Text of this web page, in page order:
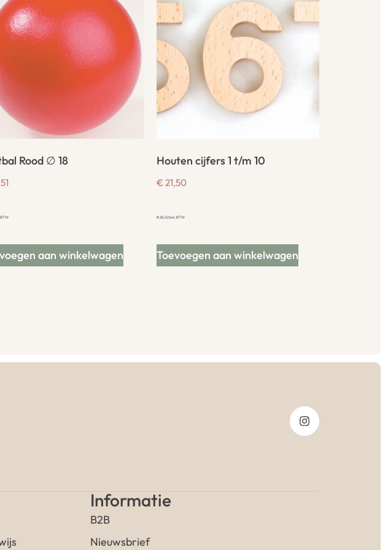
Rood ∅ 18
BTW
aan winkelwagen
Houten cijfers 1 t/m 10
€ 21,50
€26,02incl. BTW
Toevoegen aan winkelwagen
Informatie
B2B
Nieuwsbrief